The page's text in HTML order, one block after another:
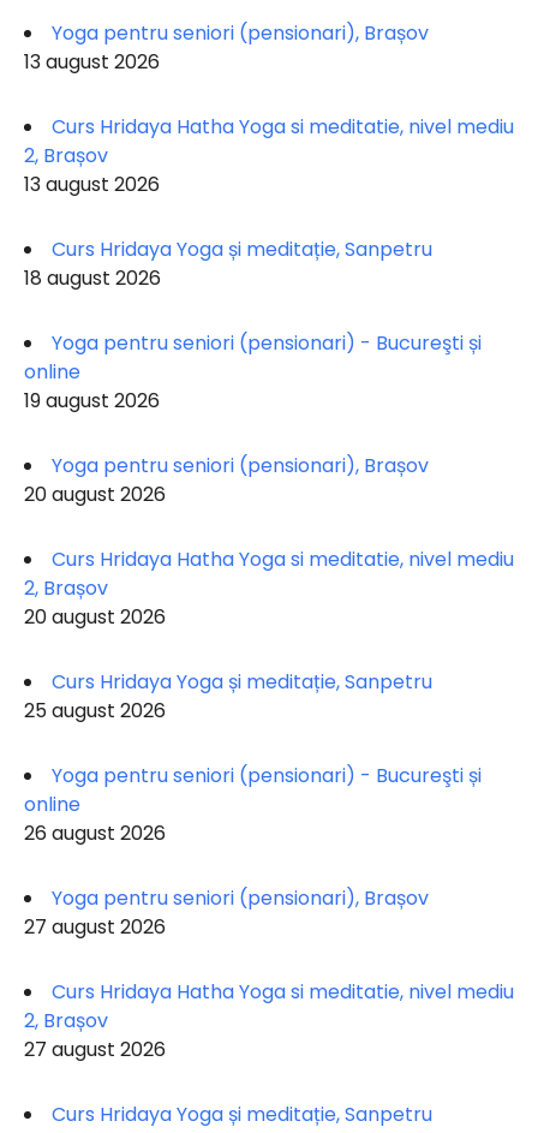
Yoga pentru seniori (pensionari), Brașov
13 august 2026
Curs Hridaya Hatha Yoga si meditatie, nivel mediu
2, Brașov
13 august 2026
Curs Hridaya Yoga și meditație, Sanpetru
18 august 2026
Yoga pentru seniori (pensionari) - Bucureşti și
online
19 august 2026
Yoga pentru seniori (pensionari), Brașov
20 august 2026
Curs Hridaya Hatha Yoga si meditatie, nivel mediu
2, Brașov
20 august 2026
Curs Hridaya Yoga și meditație, Sanpetru
25 august 2026
Yoga pentru seniori (pensionari) - Bucureşti și
online
26 august 2026
Yoga pentru seniori (pensionari), Brașov
27 august 2026
Curs Hridaya Hatha Yoga si meditatie, nivel mediu
2, Brașov
27 august 2026
Curs Hridaya Yoga și meditație, Sanpetru